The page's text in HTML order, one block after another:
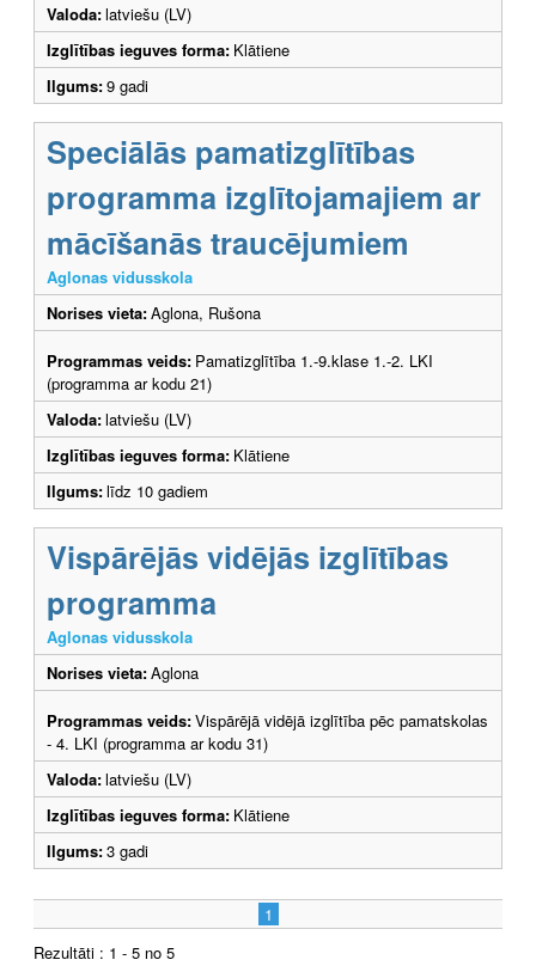
Valoda:latviešu (LV)
Izglītības ieguves forma: Klātiene
Ilgums:9 gadi
Speciālās pamatizglītības
programma izglītojamajiem ar
mācīšanās traucējumiem
Aglonas vidusskola
Norises vieta:Aglona, Rušona
Programmas veids: Pamatizglītība 1.-9.klase 1.-2. LKI
(programma ar kodu 21)
Valoda:latviešu (LV)
Izglītības ieguves forma: Klātiene
Ilgums:līdz 10 gadiem
Vispārējās vidējās izglītības
programma
Aglonas vidusskola
Norises vieta:Aglona
Programmas veids:Vispārējā vidējā izglītība pēc pamatskolas
- 4. LKI (programma ar kodu 31)
Valoda:latviešu (LV)
Izglītības ieguves forma: Klātiene
Ilgums:3 gadi
1
Rezultāti : 1 - 5 no 5